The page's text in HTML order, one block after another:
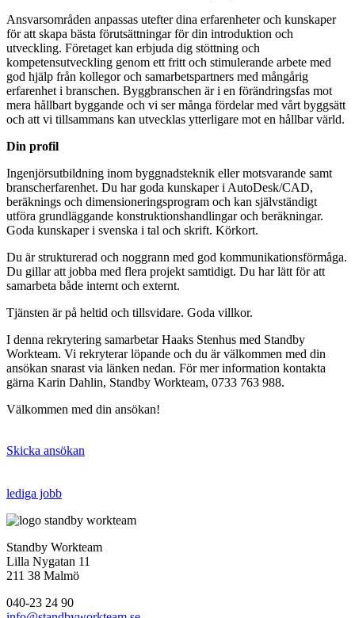
Ansvarsområden anpassas utefter dina erfarenheter och kunskaper
för att skapa bästa förutsättningar för din introduktion och
utveckling. Företaget kan erbjuda dig stöttning och
kompetensutveckling genom ett fritt och stimulerande arbete med
god hjälp från kollegor och samarbetspartners med mångårig
erfarenhet i branschen. Byggbranschen är i en förändringsfas mot
mera hållbart byggande och vi ser många fördelar med vårt byggsätt
och att vi tillsammans kan utvecklas ytterligare mot en hållbar värld.
Din profil
Ingenjörsutbildning inom byggnadsteknik eller motsvarande samt
branscherfarenhet. Du har goda kunskaper i AutoDesk/CAD,
beräknings och dimensioneringsprogram och kan självständigt
utföra grundläggande konstruktionshandlingar och beräkningar.
Goda kunskaper i svenska i tal och skrift. Körkort.
Du är strukturerad och noggrann med god kommunikationsförmåga.
Du gillar att jobba med flera projekt samtidigt. Du har lätt för att
samarbeta både internt och externt.
Tjänsten är på heltid och tillsvidare. Goda villkor.
I denna rekrytering samarbetar Haaks Stenhus med Standby
Workteam. Vi rekryterar löpande och du är välkommen med din
ansökan snarast via länken nedan. För mer information kontakta
gärna Karin Dahlin, Standby Workteam, 0733 763 988.
Välkommen med din ansökan!
Skicka ansökan
lediga jobb
Standby Workteam
Lilla Nygatan 11
211 38 Malmö
040-23 24 90